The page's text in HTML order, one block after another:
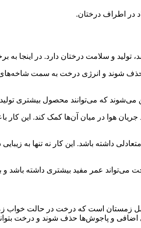
در اطراف درختان.
و سلامت درختان دارد. در اینجا به
و انرژی درخت به سمت شاخه‌های
می‌شوند که می‌توانند محصول بیشتری
هوا در میان آن‌ها کمک کند. این
داشته باشد. این کار نه تنها به
می‌تواند عمر مفید بیشتری داشته باشد
زمستان است که درخت در حالت خواب
اضافی و پاجوش‌ها حذف شوند و درخت